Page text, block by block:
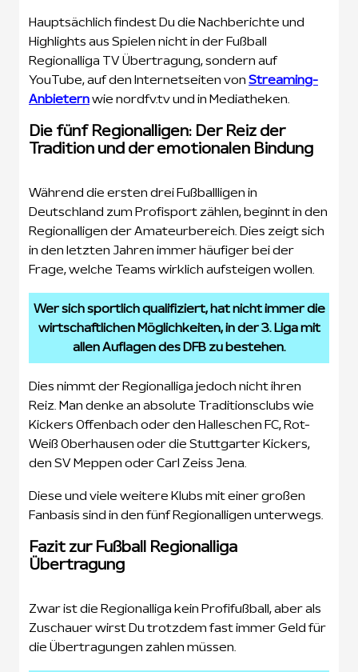
Hauptsächlich findest Du die Nachberichte und
Highlights aus Spielen nicht in der Fußball
Regionalliga TV Übertragung, sondern auf
YouTube, auf den Internetseiten von Streaming-
Anbieternwie nordfv.tv und in Mediatheken.
Die fünf Regionalligen: Der Reiz der
Tradition und der emotionalen Bindung
Während die ersten drei Fußballligen in
Deutschland zum Profisport zählen, beginnt in den
Regionalligen der Amateurbereich. Dies zeigt sich
in den letzten Jahren immer häufiger bei der
Frage, welche Teams wirklich aufsteigen wollen.
Wer sich sportlich qualifiziert, hat nicht immer die
wirtschaftlichen Möglichkeiten, in der 3. Liga mit
allen Auflagen des DFB zu bestehen.
Dies nimmt der Regionalliga jedoch nicht ihren
Reiz. Man denke an absolute Traditionsclubs wie
Kickers Offenbach oder den Halleschen FC, Rot-
Weiß Oberhausen oder die Stuttgarter Kickers,
den SV Meppen oder Carl Zeiss Jena.
Diese und viele weitere Klubs mit einer großen
Fanbasis sind in den fünf Regionalligen unterwegs.
Fazit zur Fußball Regionalliga
Übertragung
Zwar ist die Regionalliga kein Profifußball, aber als
Zuschauer wirst Du trotzdem fast immer Geld für
die Übertragungen zahlen müssen.